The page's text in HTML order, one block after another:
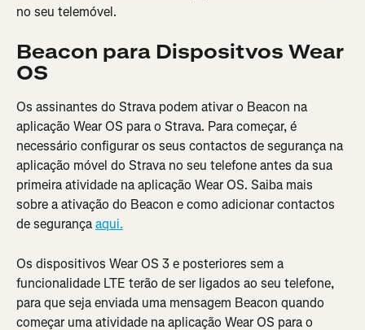
no seu telemóvel.
Beacon para Dispositvos Wear
OS
Os assinantes do Strava podem ativar o Beacon na
aplicação Wear OS para o Strava. Para começar, é
necessário configurar os seus contactos de segurança na
aplicação móvel do Strava no seu telefone antes da sua
primeira atividade na aplicação Wear OS. Saiba mais
sobre a ativação do Beacon e como adicionar contactos
de segurança aqui.
Os dispositivos Wear OS 3 e posteriores sem a
funcionalidade LTE terão de ser ligados ao seu telefone,
para que seja enviada uma mensagem Beacon quando
começar uma atividade na aplicação Wear OS para o